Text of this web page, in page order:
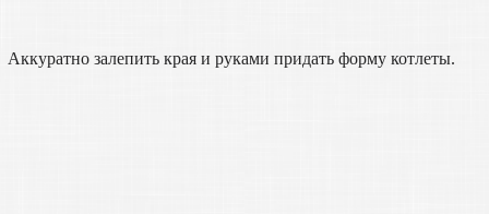
Аккуратно залепить края и руками придать форму котлеты.